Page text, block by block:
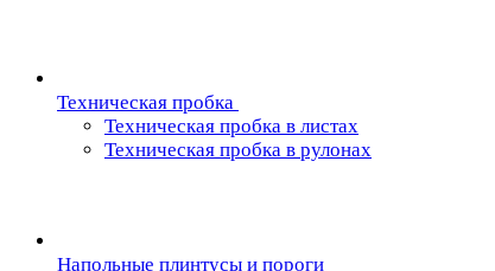
Техническая пробка
Техническая пробка в листах
Техническая пробка в рулонах
Напольные плинтусы и пороги